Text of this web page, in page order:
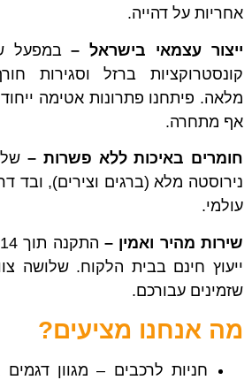
אחריות על דהייה.
ייצור עצמאי בישראל – במפעל
קונסטרוקציות ברזל וסגירות
מלאה. פיתחנו פתרונות אטימה
אף מתחרה.
חומרים באיכות ללא פשרות –
נירוסטה מלא (ברגים וצירים), ובד
עולמי.
שירות מהיר ואמין –
ייעוץ חינם בבית הלקוח. שלושה
שזמינים עבורכם.
מה אנחנו מציעים?
חניות לרכבים – מגוון דגמים